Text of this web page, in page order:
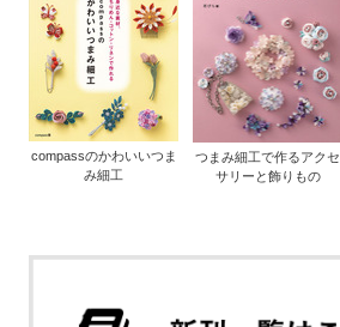
compassのかわいいつま
み細工
つまみ細工で作るアクセ
サリーと飾りもの